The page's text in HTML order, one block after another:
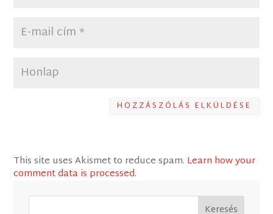
HOZZÁSZÓLÁS ELKÜLDÉSE
This site uses Akismet to reduce spam. Learn how your
comment data is processed.